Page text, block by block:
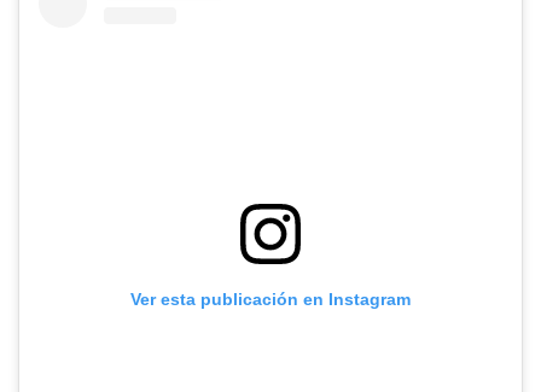
Ver esta publicación en Instagram